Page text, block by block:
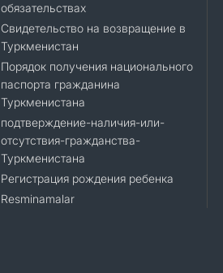
обязательствах
Свидетельство на возвращение в
Туркменистан
Порядок получения национального
паспорта гражданина
Туркменистана
подтверждение-наличия-или-
отсутствия-гражданства-
Туркменистана
Регистрация рождения ребенка
Resminamalar